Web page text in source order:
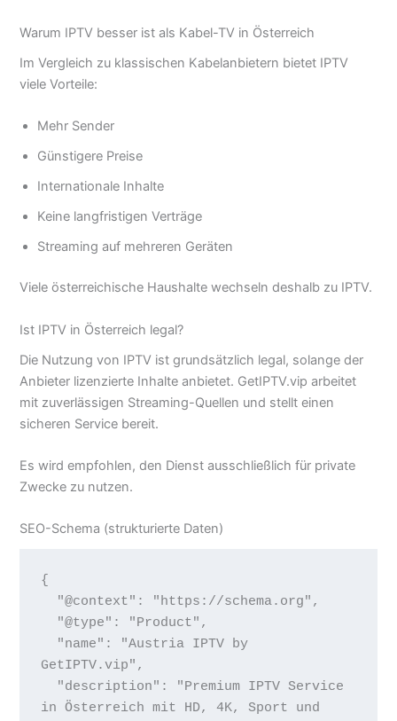
Warum IPTV besser ist als Kabel-TV in Österreich
Im Vergleich zu klassischen Kabelanbietern bietet IPTV
viele Vorteile:
Mehr Sender
Günstigere Preise
Internationale Inhalte
Keine langfristigen Verträge
Streaming auf mehreren Geräten
Viele österreichische Haushalte wechseln deshalb zu IPTV.
Ist IPTV in Österreich legal?
Die Nutzung von IPTV ist grundsätzlich legal, solange der
Anbieter lizenzierte Inhalte anbietet. GetIPTV.vip arbeitet
mit zuverlässigen Streaming-Quellen und stellt einen
sicheren Service bereit.
Es wird empfohlen, den Dienst ausschließlich für private
Zwecke zu nutzen.
SEO-Schema (strukturierte Daten)
{
GetIPTV.vip",
in Österreich mit HD, 4K, Sport und